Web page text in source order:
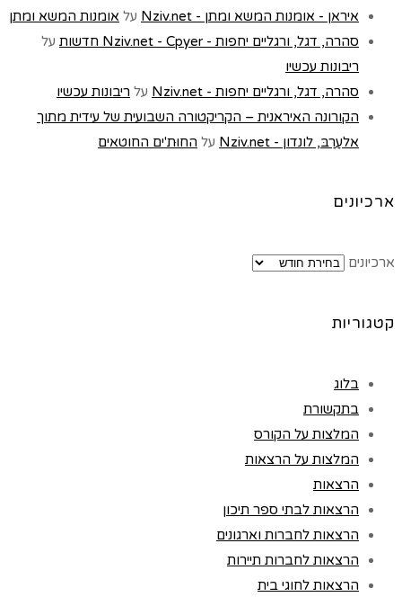
איראן - אומנות המשא ומתן - Nziv.net
על אומנות המשא ומתן
סהרה, דגל, ורגליים יחפות - Nziv.net - Cpyer חדשות
על
ריבונות עכשיו
סהרה, דגל, ורגליים יחפות - Nziv.net
על ריבונות עכשיו
הקורונה האיראנית – הקריקטורה השבועית של עידית מתוך
אלעַרַבּ, לונדון - Nziv.net
על החוּת'ים החוטאים
ארכיונים
ארכיונים
קטגוריות
בלוג
בתקשורת
המלצות על הקורס
המלצות על הרצאות
הרצאות
הרצאות לבתי ספר תיכון
הרצאות לחברות וארגונים
הרצאות לחברות תיירות
הרצאות לחוגי בית